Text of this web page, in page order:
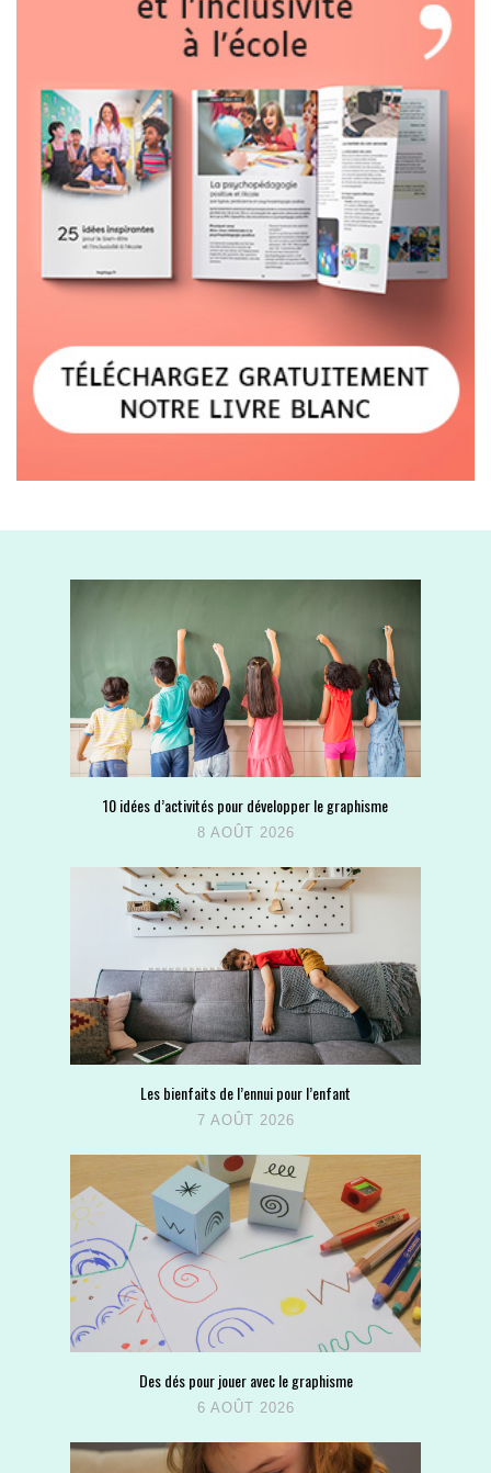
10 idées d’activités pour développer le graphisme
8 AOÛT 2026
Les bienfaits de l’ennui pour l’enfant
7 AOÛT 2026
Des dés pour jouer avec le graphisme
6 AOÛT 2026